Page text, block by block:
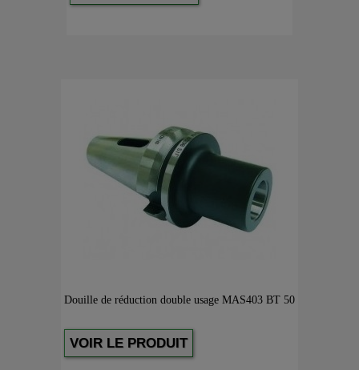
Douille de réduction double usage MAS403 BT 50
VOIR LE PRODUIT